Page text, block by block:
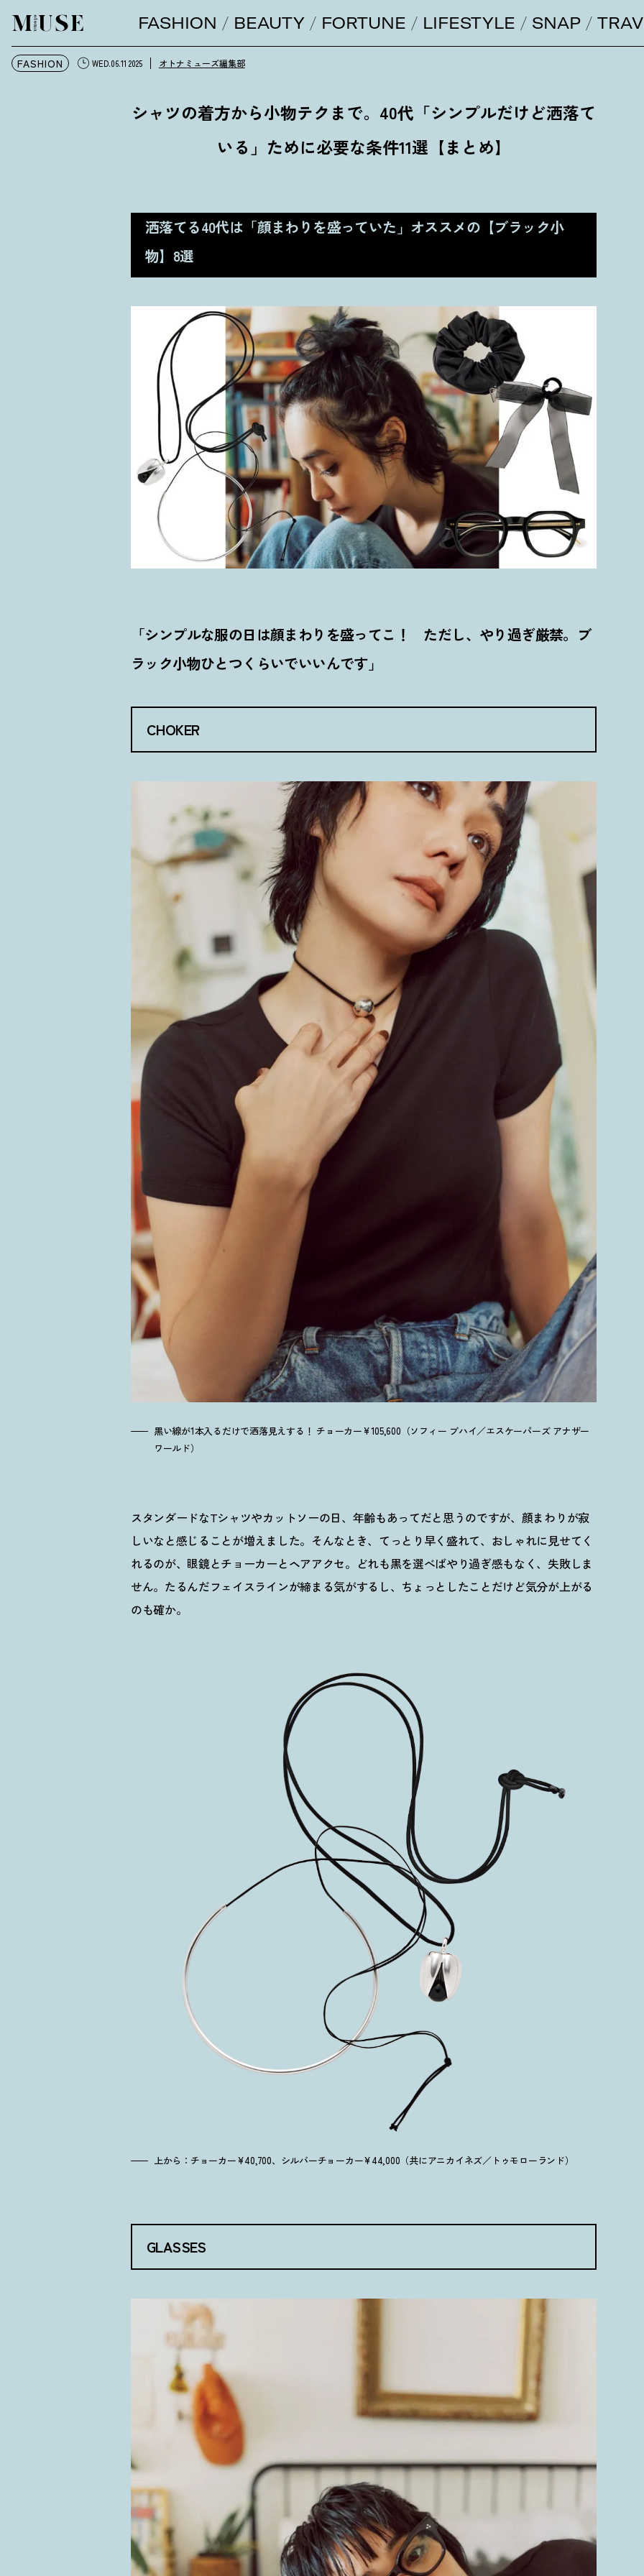
オトナミューズ ウェブFASHION BEAUTY FORTUNE LIFESTYLE SNAP
FASHION WED.06.11 2025 オトナミューズ編集部
シャツの着方から小物テクまで。40代「シンプルだけど洒落て
いる」ために必要な条件11選【まとめ】
洒落てる40代は「顔まわりを盛っていた」オススメの【ブラック小
物】8選
「シンプルな服の日は顔まわりを盛ってこ ！
ただし、やり過ぎ厳禁。ブ
ラック小物ひとつくらいでいいんです」
CHOKER
黒い線が1本入るだけで洒落見えする ！ チョーカー¥105,600（ソフィー ブハイ／エスケーパーズ アナザー
ワールド）
スタンダードなTシャツやカットソーの日、年齢もあってだと思うのですが、顔まわりが寂
しいなと感じることが増えました。そんなとき、てっとり早く盛れて、おしゃれに見せてく
れるのが、眼鏡とチョーカーとヘアアクセ。どれも黒を選べばやり過ぎ感もなく、失敗しま
せん。たるんだフェイスラインが締まる気がするし、ちょっとしたことだけど気分が上がる
のも確か。
上から：チョーカー¥40,700、シルバーチョーカー¥44,000（共にアニカイネズ／トゥモローランド）
GLASSES